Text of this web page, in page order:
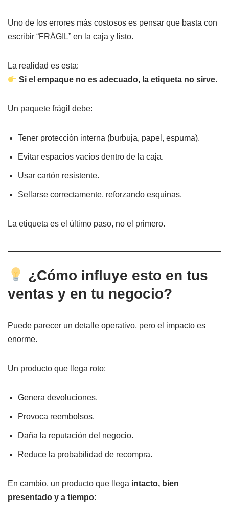
Uno de los errores más costosos es pensar que basta con
escribir “FRÁGIL” en la caja y listo.
La realidad es esta:
Si el empaque no es adecuado, la etiqueta no sirve.
Un paquete frágil debe:
Tener protección interna (burbuja, papel, espuma).
Evitar espacios vacíos dentro de la caja.
Usar cartón resistente.
Sellarse correctamente, reforzando esquinas.
La etiqueta es el último paso, no el primero.
¿Cómo influye esto en tus
ventas y en tu negocio?
Puede parecer un detalle operativo, pero el impacto es
enorme.
Un producto que llega roto:
Genera devoluciones.
Provoca reembolsos.
Daña la reputación del negocio.
Reduce la probabilidad de recompra.
En cambio, un producto que llega intacto, bien
presentado y a tiempo: